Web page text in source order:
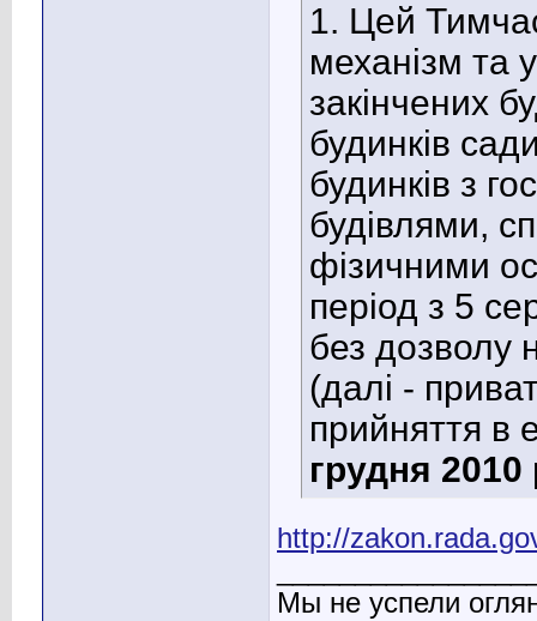
1. Цей
механізм та
закінчених
будинків
будинків з
будівлями,
фізичними
період з 5
без дозволу
(далі -
прийняття в
грудня 2010
http://
Мы не успели